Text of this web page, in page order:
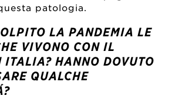
patologia.
LA PANDEMIA LE
VIVONO CON IL
ITALIA? HANNO DOVUTO
QUALCHE